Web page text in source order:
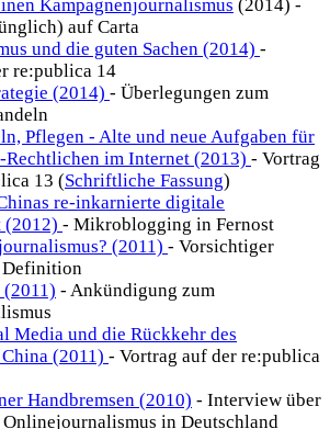
Kampagnenjournalismus (2014) -
auf Carta
und die guten Sachen (2014) -
re:publica 14
(2014) - Überlegungen zum
Pflegen - Alte und neue Aufgaben für
im Internet (2013) - Vortrag
13 (Schriftliche Fassung)
re-inkarnierte digitale
- Mikroblogging in Fernost
(2011) - Vorsichtiger
Definition
(2011) - Ankündigung zum
Media und die Rückkehr des
(2011) - Vortrag auf der re:publica
Handbremsen (2010) - Interview über
Onlinejournalismus in Deutschland